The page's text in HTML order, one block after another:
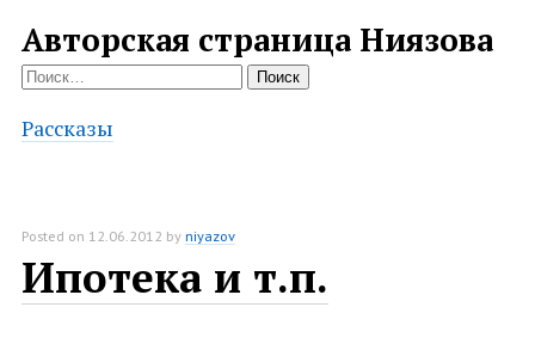
Авторская страница Ниязова
Найти:
Рассказы
Posted on 12.06.2012 byniyazov
Ипотека и т.п.